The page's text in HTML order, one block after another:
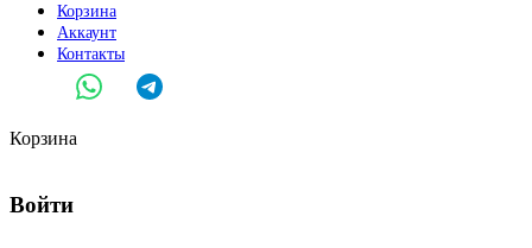
Корзина
Аккаунт
Контакты
Корзина
Войти